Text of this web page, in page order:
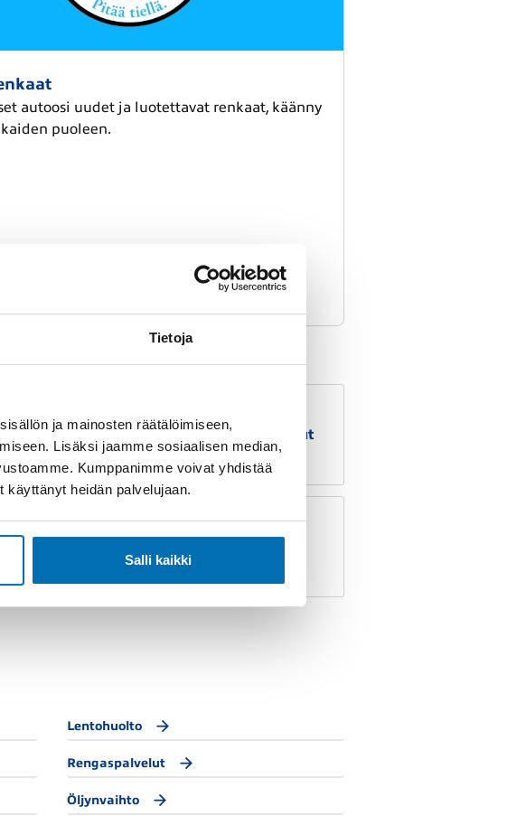
Tietoja
ja mainosten räätälöimiseen,
Lisäksi jaamme sosiaalisen median,
Kumppanimme voivat yhdistää
käyttänyt heidän palvelujaan.
Salli kaikki
autoosi uudet ja luotettavat renkaat, käänny
puoleen.
Katsastuspalvelut
AutoPesu ja
AutoVahaus
Lentohuolto
Rengaspalvelut
Öljynvaihto